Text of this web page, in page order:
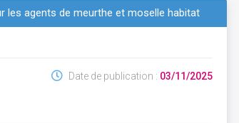
les agents de meurthe et moselle habitat
Date de publication : 03/11/2025